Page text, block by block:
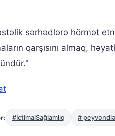
sərhədlərə hörmət
qarşısını almaq,
#İctimaiSağlamlıq #